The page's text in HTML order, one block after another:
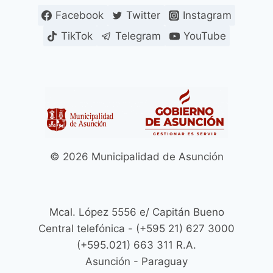
Facebook Twitter
Instagram
TikTok
Telegram YouTube
© 2026 Municipalidad de Asunción
Mcal. López 5556 e/ Capitán Bueno
Central telefónica - (+595 21) 627 3000
(+595.021) 663 311 R.A.
Asunción - Paraguay